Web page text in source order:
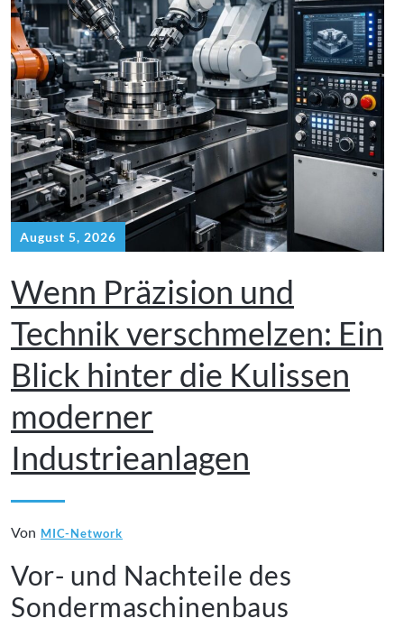
August 5, 2026
Wenn Präzision und
Technik verschmelzen: Ein
Blick hinter die Kulissen
moderner
Industrieanlagen
Von MIC-Network
Vor- und Nachteile des
Sondermaschinenbaus